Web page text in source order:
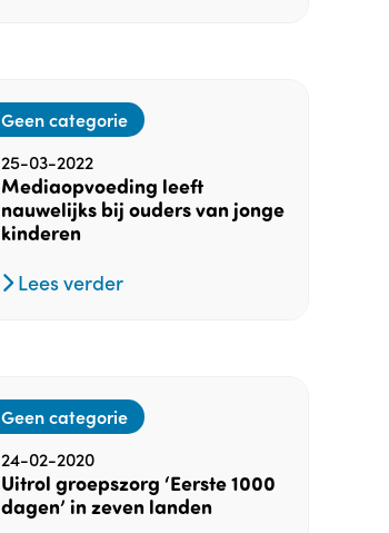
Geen categorie
25-03-2022
Mediaopvoeding leeft
nauwelijks bij ouders van jonge
kinderen
Lees verder
Geen categorie
24-02-2020
Uitrol groepszorg ‘Eerste 1000
dagen’ in zeven landen